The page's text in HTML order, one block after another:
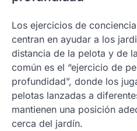
Los ejercicios de
centran en ayudar a los
distancia de la pelota y de
común es el “ejercicio de
profundidad”, donde los
pelotas lanzadas a
mantienen una posición
cerca del jardín.